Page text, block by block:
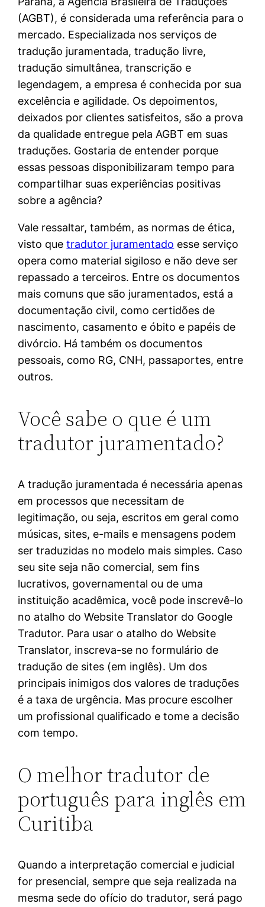
(AGBT), é considerada uma referência para o
mercado. Especializada nos serviços de
tradução juramentada, tradução livre,
tradução simultânea, transcrição e
legendagem, a empresa é conhecida por sua
excelência e agilidade. Os depoimentos,
deixados por clientes satisfeitos, são a prova
da qualidade entregue pela AGBT em suas
traduções. Gostaria de entender porque
essas pessoas disponibilizaram tempo para
compartilhar suas experiências positivas
sobre a agência?
Vale ressaltar, também, as normas de ética,
visto quetradutor juramentado esse serviço
opera como material sigiloso e não deve ser
repassado a terceiros. Entre os documentos
mais comuns que são juramentados, está a
documentação civil, como certidões de
nascimento, casamento e óbito e papéis de
divórcio. Há também os documentos
pessoais, como RG, CNH, passaportes, entre
outros.
Você sabe o que é um
tradutor juramentado?
A tradução juramentada é necessária apenas
em processos que necessitam de
legitimação, ou seja, escritos em geral como
músicas, sites, e-mails e mensagens podem
ser traduzidas no modelo mais simples. Caso
seu site seja não comercial, sem fins
lucrativos, governamental ou de uma
instituição acadêmica, você pode inscrevê-lo
no atalho do Website Translator do Google
Tradutor. Para usar o atalho do Website
Translator, inscreva-se no formulário de
tradução de sites (em inglês). Um dos
principais inimigos dos valores de traduções
é a taxa de urgência. Mas procure escolher
um profissional qualificado e tome a decisão
com tempo.
O melhor tradutor de
português para inglês em
Curitiba
Quando a interpretação comercial e judicial
for presencial, sempre que seja realizada na
mesma sede do ofício do tradutor, será pago